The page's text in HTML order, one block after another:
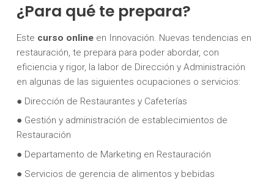
¿Para qué te prepara?
Este curso online en Innovación. Nuevas tendencias en
restauración, te prepara para poder abordar, con
eficiencia y rigor, la labor de Dirección y Administración
en algunas de las siguientes ocupaciones o servicios:
● Dirección de Restaurantes y Cafeterías
● Gestión y administración de establecimientos de
Restauración
● Departamento de Marketing en Restauración
● Servicios de gerencia de alimentos y bebidas